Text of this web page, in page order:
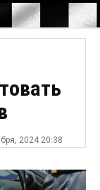
2024 20:38